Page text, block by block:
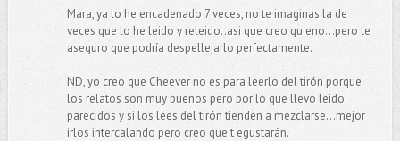
Mara, ya lo he encadenado 7 veces, no te imaginas la de
veces que lo he leido y releido..asi que creo qu eno...pero te
aseguro que podría despellejarlo perfectamente.
ND, yo creo que Cheever no es para leerlo del tirón porque
los relatos son muy buenos pero por lo que llevo leido
parecidos y si los lees del tirón tienden a mezclarse...mejor
irlos intercalando pero creo que t egustarán.